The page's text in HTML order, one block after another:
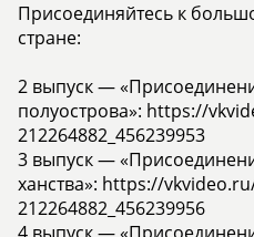
Присоединяйтесь к
стране:
2 выпуск —
полуострова»: https://
212264882_456239953
3 выпуск —
ханства»: https://
212264882_456239956